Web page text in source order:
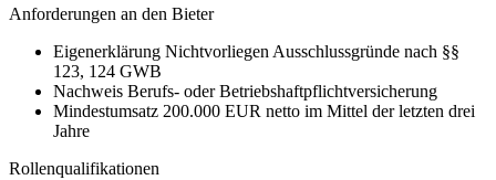
Anforderungen an den Bieter
Eigenerklärung Nichtvorliegen Ausschlussgründe nach §§
123, 124 GWB
Nachweis Berufs- oder Betriebshaftpflichtversicherung
Mindestumsatz 200.000 EUR netto im Mittel der letzten drei
Jahre
Rollenqualifikationen